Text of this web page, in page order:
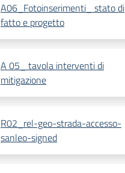
A06_Fotoinserimenti_ stato di
fatto e progetto
A 05_ tavola interventi di
mitigazione
R02_rel-geo-strada-accesso-
sanleo-signed